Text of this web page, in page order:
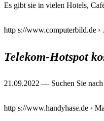
Es gibt sie in vielen Hotels,
http s://www.computerbild.de ›
Telekom-Hotspot
21.09.2022 — Suchen Sie
http s://www.handyhase.de ›